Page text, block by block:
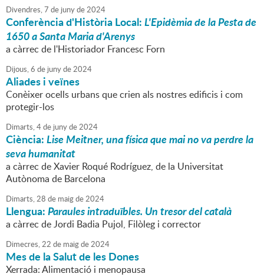
Divendres,7 de junyde2024
Conferència d'Història Local:L'Epidèmia de la Pesta de
1650 a Santa Maria d'Arenys
a càrrec de l'Historiador Francesc Forn
Dijous,6 de junyde2024
Aliades i veïnes
Conèixer ocells urbans que crien als nostres edificis i com
protegir-los
Dimarts,4de junyde2024
Ciència:Lise Meitner, una física que mai no va perdre la
seva humanitat
a càrrec de Xavier Roqué Rodríguez, de la Universitat
Autònoma de Barcelona
Dimarts,28 de maigde2024
Llengua:Paraules intraduïbles. Un tresor del català
a càrrec de Jordi Badia Pujol, Filòleg i corrector
Dimecres,22 de maigde2024
Mes de la Salut de les Dones
Xerrada: Alimentació i menopausa